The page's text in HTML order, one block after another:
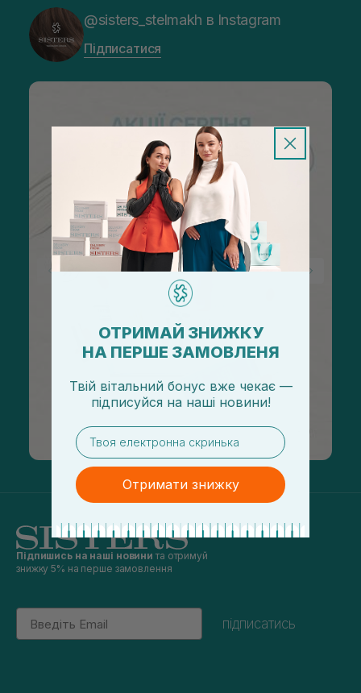
@sisters_stelmakh в Instagram
Підписатися
Підпишись на наші новини та отримуй
знижку 5% на перше замовлення
Email
підписатись
ОТРИМАЙ ЗНИЖКУ
НА ПЕРШЕ ЗАМОВЛЕНЯ
Твій вітальний бонус вже чекає —
підписуйся на наші новини!
email
Отримати знижку